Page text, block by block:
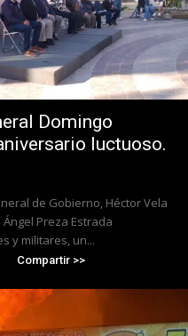
Domingo
luctuoso.
de Gobierno, Héctor Vela
Preza Estrada
y militares, un...
Compartir >>